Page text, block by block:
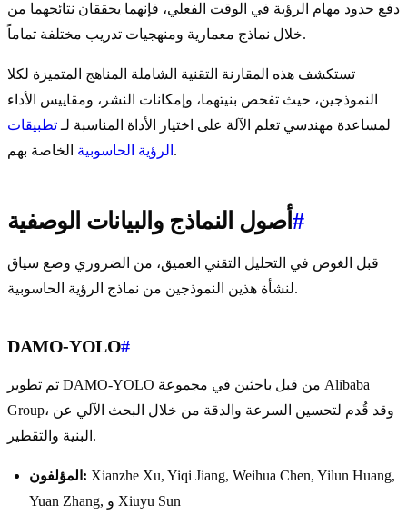
دفع حدود مهام الرؤية في الوقت الفعلي، فإنهما يحققان نتائجهما من
خلال نماذج معمارية ومنهجيات تدريب مختلفة تماماً.
تستكشف هذه المقارنة التقنية الشاملة المناهج المتميزة لكلا
النموذجين، حيث تفحص بنيتهما، وإمكانات النشر، ومقاييس الأداء
لمساعدة مهندسي تعلم الآلة على اختيار الأداة المناسبة لـ تطبيقات
الرؤية الحاسوبية الخاصة بهم.
أصول النماذج والبيانات الوصفية #
قبل الغوص في التحليل التقني العميق، من الضروري وضع سياق
لنشأة هذين النموذجين من نماذج الرؤية الحاسوبية.
DAMO-YOLO#
تم تطوير DAMO-YOLO من قبل باحثين في مجموعة Alibaba
Group، وقد قُدم لتحسين السرعة والدقة من خلال البحث الآلي عن
البنية والتقطير.
المؤلفون: Xianzhe Xu, Yiqi Jiang, Weihua Chen, Yilun Huang,
Yuan Zhang, و Xiuyu Sun